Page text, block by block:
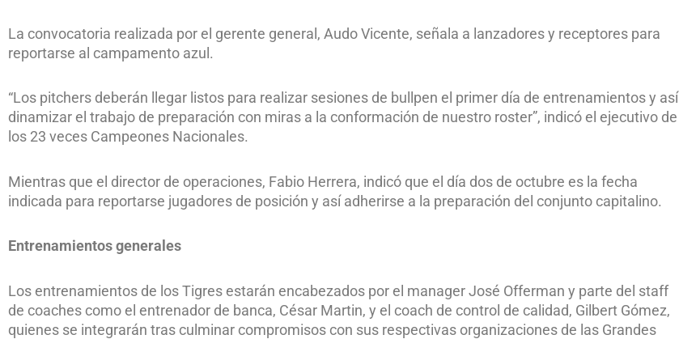
La convocatoria realizada por el gerente general, Audo Vicente, señala a lanzadores y receptores para
reportarse al campamento azul.
“Los pitchers deberán llegar listos para realizar sesiones de bullpen el primer día de entrenamientos y así
dinamizar el trabajo de preparación con miras a la conformación de nuestro roster”, indicó el ejecutivo de
los 23 veces Campeones Nacionales.
Mientras que el director de operaciones, Fabio Herrera, indicó que el día dos de octubre es la fecha
indicada para reportarse jugadores de posición y así adherirse a la preparación del conjunto capitalino.
Entrenamientos generales
Los entrenamientos de los Tigres estarán encabezados por el manager José Offerman y parte del staff
de coaches como el entrenador de banca, César Martin, y el coach de control de calidad, Gilbert Gómez,
quienes se integrarán tras culminar compromisos con sus respectivas organizaciones de las Grandes